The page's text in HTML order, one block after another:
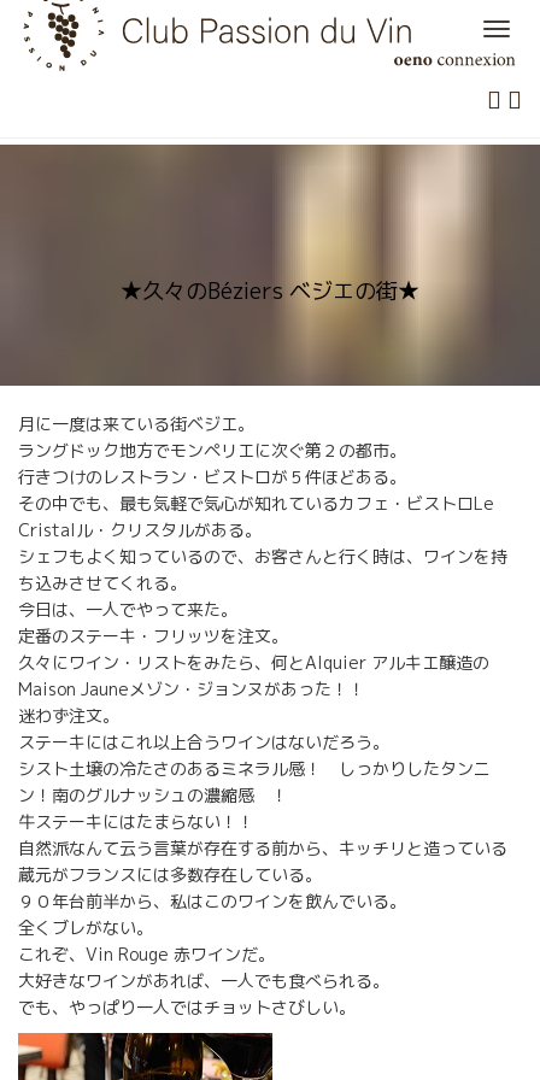
Skip
content
★久々のBéziers ベジエの街★
月に一度は来ている街ベジエ。
ラングドック地方でモンペリエに次ぐ第２の都市。
行きつけのレストラン・ビストロが５件ほどある。
その中でも、最も気軽で気心が知れているカフェ・ビストロLe
Cristalル・クリスタルがある。
シェフもよく知っているので、お客さんと行く時は、ワインを持
ち込みさせてくれる。
今日は、一人でやって来た。
定番のステーキ・フリッツを注文。
久々にワイン・リストをみたら、何とAlquier アルキエ醸造の
Maison Jauneメゾン・ジョンヌがあった！！
迷わず注文。
ステーキにはこれ以上合うワインはないだろう。
シスト土壌の冷たさのあるミネラル感！ しっかりしたタンニ
ン！南のグルナッシュの濃縮感 ！
牛ステーキにはたまらない！！
自然派なんて云う言葉が存在する前から、キッチリと造っている
蔵元がフランスには多数存在している。
９０年台前半から、私はこのワインを飲んでいる。
全くブレがない。
これぞ、Vin Rouge 赤ワインだ。
大好きなワインがあれば、一人でも食べられる。
でも、やっぱり一人ではチョットさびしい。